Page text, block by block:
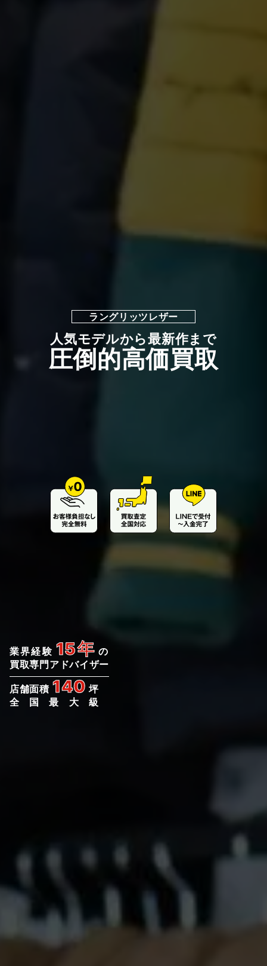
ラングリッツレザー
人気モデルから最新作まで
圧倒的高価買取
業界経験 15年 の
買取専門アドバイザー
店舗面積 140 坪
全国最大級